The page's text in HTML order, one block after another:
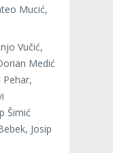
Mucić,
Vučić,
Medić
Pehar,
Šimić
Josip